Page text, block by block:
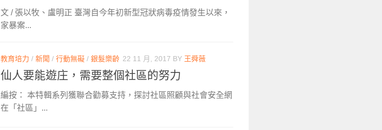
文 / 張以牧、盧明正 臺灣自今年初新型冠狀病毒疫情發生以來，
家暴案...
教育培力 / 新聞 / 行動無礙 / 銀髮樂齡 22 11 月, 2017 BY 王舜薇
仙人要能遊庄，需要整個社區的努力
編按： 本特輯系列獲聯合勸募支持，探討社區照顧與社會安全網
在「社區」...